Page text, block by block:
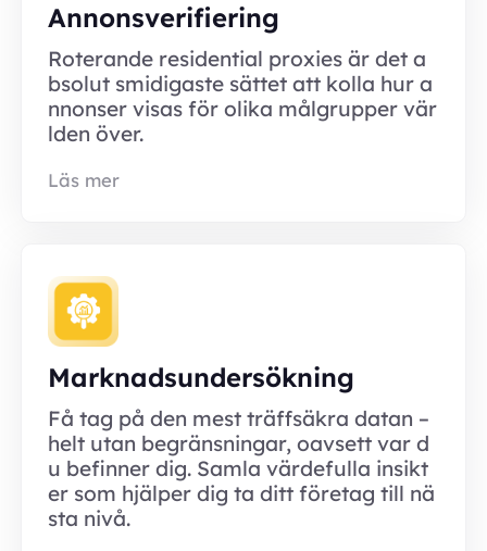
Annonsverifiering
Roterande residential proxies är det a
bsolut smidigaste sättet att kolla hur a
nnonser visas för olika målgrupper vär
lden över.
Läs mer
Marknadsundersökning
Få tag på den mest träffsäkra datan –
helt utan begränsningar, oavsett var d
u befinner dig. Samla värdefulla insikt
er som hjälper dig ta ditt företag till nä
sta nivå.